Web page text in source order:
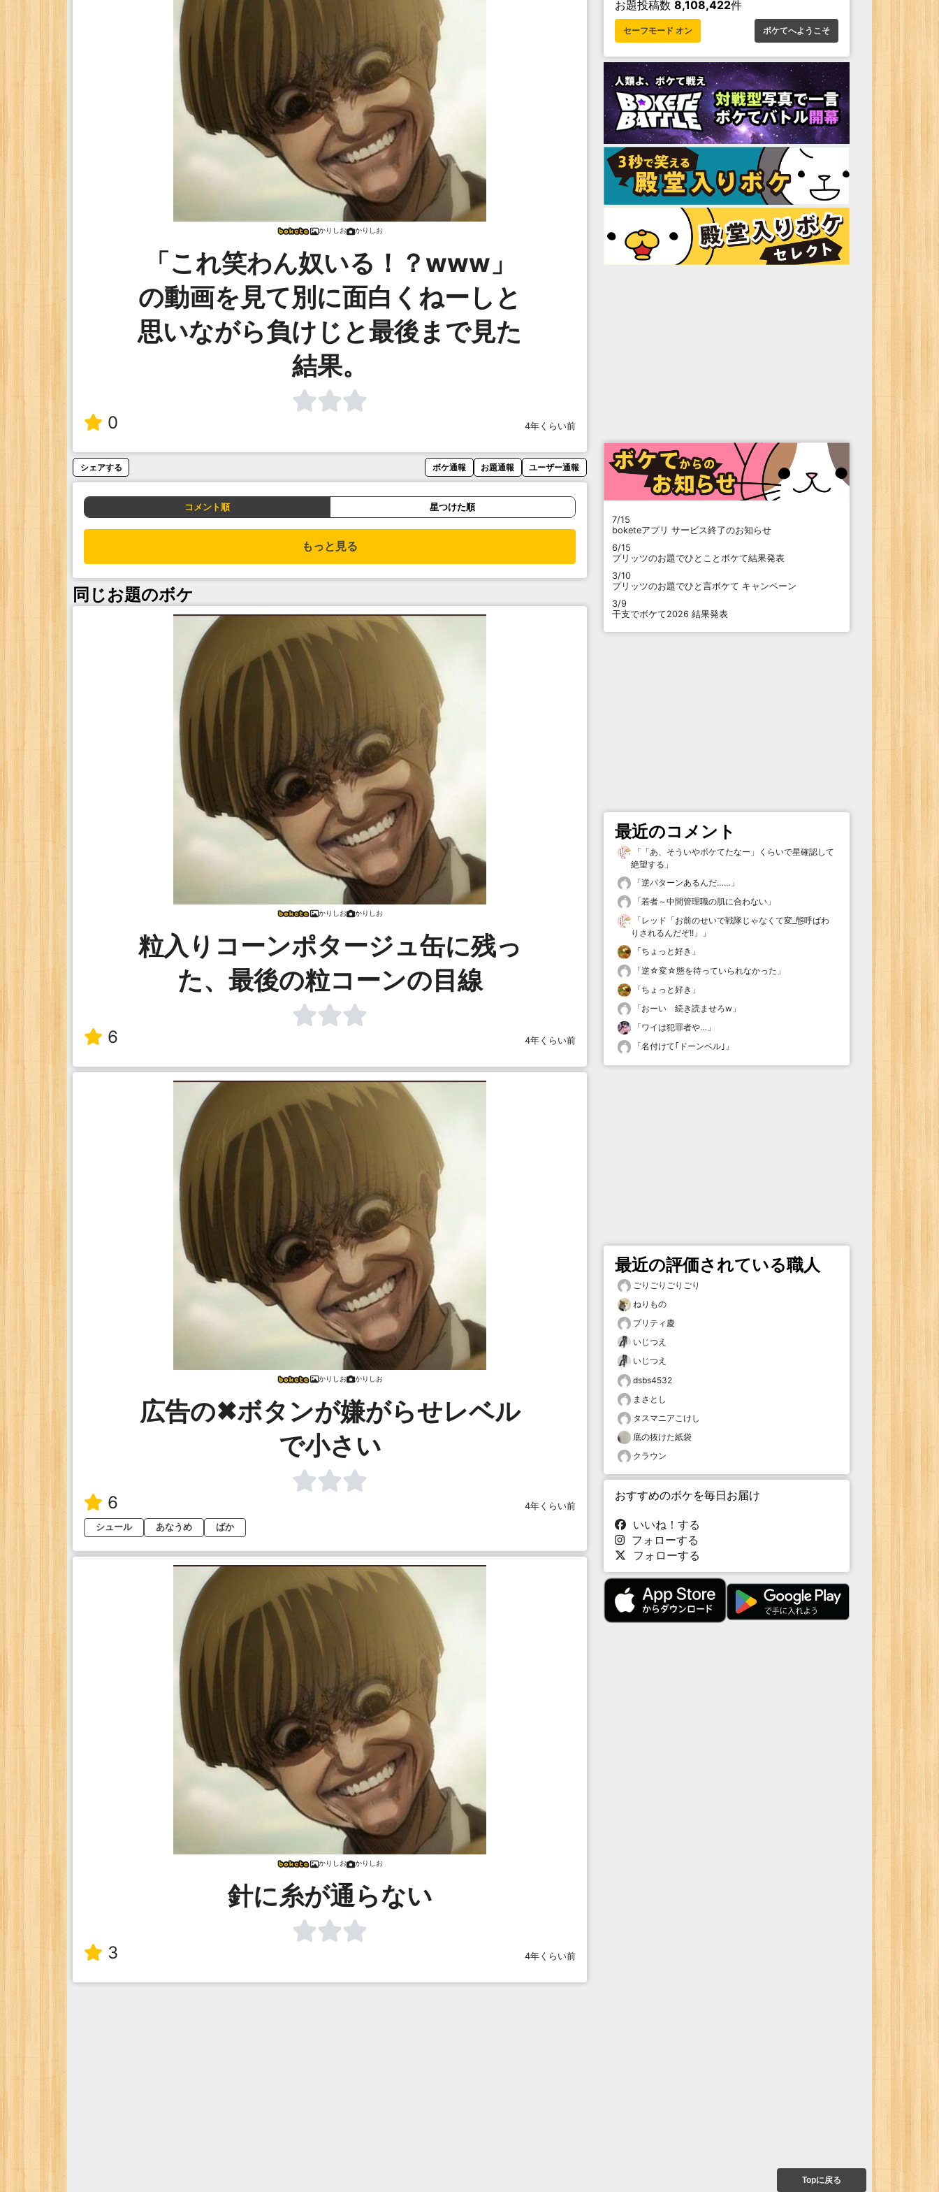
かりしお かりしお
「これ笑わん奴いる！？www」
の動画を見て別に面白くねーしと
思いながら負けじと最後まで見た
結果。
0 4年くらい前
シェアする ボケ通報 お題通報 ユーザー通報
コメント順 星つけた順
もっと見る
同じお題のボケ
かりしお かりしお
粒入りコーンポタージュ缶に残っ
た、最後の粒コーンの目線
6 4年くらい前
かりしお かりしお
広告の✖︎ボタンが嫌がらせレベル
で小さい
6
4年くらい前
シュール
あなうめ ばか
かりしお かりしお
針に糸が通らない
3 4年くらい前
お題投稿数 8,108,422件
セーフモード オン ボケてへようこそ
7/15
boketeアプリ サービス終了のお知らせ
6/15
プリッツのお題でひとことボケて結果発表
3/10
プリッツのお題でひと言ボケて キャンペーン
3/9
干支でボケて2026 結果発表
最近のコメント
「 「あ、そういやボケてたなー」くらいで星確認して
絶望する 」
「逆パターンあるんだ…… 」
「若者～中間管理職の肌に合わない 」
「レッド「お前のせいで戦隊じゃなくて変_態呼ばわ
りされるんだぞ!!」
」
「ちょっと好き 」
「逆☆変☆態を待っていられなかった 」
「ちょっと好き 」
「おーい 続き読ませろw 」
「ワイは犯罪者や… 」
「名付けて｢ドーンベル｣ 」
最近の評価されている職人
ごりごりごりごり
ねりもの
プリティ慶
いじつえ
いじつえ
dsbs4532
まさとし
タスマニアこけし
底の抜けた紙袋
クラウン
おすすめのボケを毎日お届け
いいね！する
フォローする
フォローする
Topに戻る